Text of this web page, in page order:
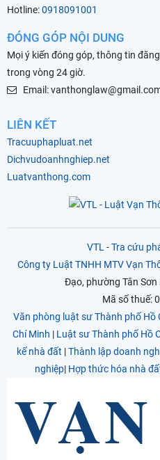
Hotline:0918091001
ĐÓNG GÓP NỘI DUNG
Mọi ý kiến đóng góp, thông tin
trong vòng 24 giờ.
Email:
LIÊN KẾT
Tracuuphapluat.net
Dichvudoanhnghiep.net
Luatvanthong.com
VTL -Tra cứu
Công ty Luật TNHH MTV Vạn
Đạo, phường Tân Sơn
Mã số thuế:
Văn phòng luật sư Thành phố Hồ
Chí Minh | Luật sư Thành phố Hồ
kế nhà đất |Thành lập doanh
nghiệp| Hợp thức hóa nhà